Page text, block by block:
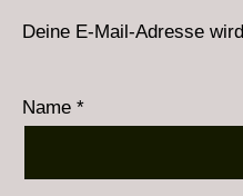
Deine E-Mail-Adresse
Name *